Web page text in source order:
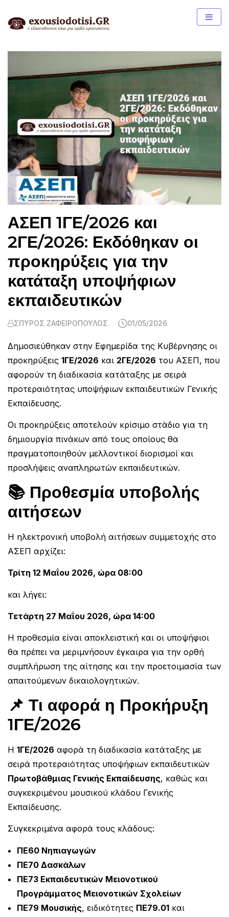
ΑΣΕΠ 1ΓΕ/2026 και
2ΓΕ/2026: Εκδόθηκαν οι
προκηρύξεις για την
κατάταξη υποψήφιων
εκπαιδευτικών
ΣΠΎΡΟΣ ΖΑΦΕΙΡΌΠΟΥΛΟΣ 01/05/2026
Δημοσιεύθηκαν στην Εφημερίδα της Κυβέρνησης οι
προκηρύξεις 1ΓΕ/2026 και 2ΓΕ/2026 του ΑΣΕΠ, που
αφορούν τη διαδικασία κατάταξης με σειρά
προτεραιότητας υποψήφιων εκπαιδευτικών Γενικής
Εκπαίδευσης.
Οι προκηρύξεις αποτελούν κρίσιμο στάδιο για τη
δημιουργία πινάκων από τους οποίους θα
πραγματοποιηθούν μελλοντικοί διορισμοί και
προσλήψεις αναπληρωτών εκπαιδευτικών.
📚 Προθεσμία υποβολής
αιτήσεων
Η ηλεκτρονική υποβολή αιτήσεων συμμετοχής στο
ΑΣΕΠ αρχίζει:
Τρίτη 12 Μαΐου 2026, ώρα 08:00
και λήγει:
Τετάρτη 27 Μαΐου 2026, ώρα 14:00
Η προθεσμία είναι αποκλειστική και οι υποψήφιοι
θα πρέπει να μεριμνήσουν έγκαιρα για την ορθή
συμπλήρωση της αίτησης και την προετοιμασία των
απαιτούμενων δικαιολογητικών.
📌 Τι αφορά η Προκήρυξη
1ΓΕ/2026
Η 1ΓΕ/2026 αφορά τη διαδικασία κατάταξης με
σειρά προτεραιότητας υποψήφιων εκπαιδευτικών
Πρωτοβάθμιας Γενικής Εκπαίδευσης, καθώς και
συγκεκριμένου μουσικού κλάδου Γενικής
Εκπαίδευσης.
Συγκεκριμένα αφορά τους κλάδους:
ΠΕ60 Νηπιαγωγών
ΠΕ70 Δασκάλων
ΠΕ73 Εκπαιδευτικών Μειονοτικού
Προγράμματος Μειονοτικών Σχολείων
ΠΕ79 Μουσικής, ειδικότητες ΠΕ79.01 και